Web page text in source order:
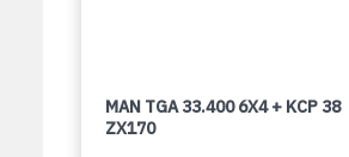
MAN TGA 33.400 6X4 + KCP 38
ZX170